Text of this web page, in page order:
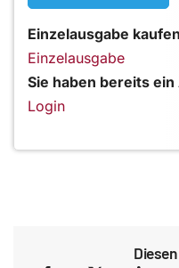
Einzelausgabe
Einzelausgabe
Sie haben bereits ein
Login